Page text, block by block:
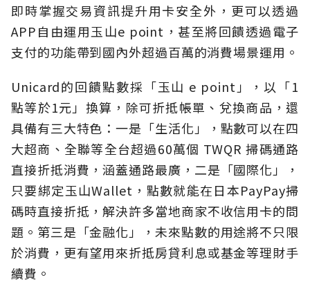
即時掌握交易資訊提升用卡安全外，更可以透過
APP自由運用玉山e point，甚至將回饋透過電子
支付的功能帶到國內外超過百萬的消費場景運用。
Unicard的回饋點數採「玉山 e point」，以「1
點等於1元」換算，除可折抵帳單、兌換商品，還
具備有三大特色：一是「生活化」，點數可以在四
大超商、全聯等全台超過60萬個 TWQR 掃碼通路
直接折抵消費，涵蓋通路最廣，二是「國際化」，
只要綁定玉山Wallet，點數就能在日本PayPay掃
碼時直接折抵，解決許多當地商家不收信用卡的問
題。第三是「金融化」，未來點數的用途將不只限
於消費，更有望用來折抵房貸利息或基金等理財手
續費。